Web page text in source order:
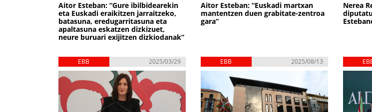
Aitor Esteban: “Gure ibilbidearekin
eta Euskadi eraikitzen jarraitzeko,
batasuna, eredugarritasuna eta
apaltasuna eskatzen dizkizuet,
neure buruari exijitzen dizkiodanak”
Aitor Esteban: “Euskadi martxan
mantentzen duen grabitate-zentroa
gara”
Nerea
EBB 2025/03/29 EBB 2025/08/13